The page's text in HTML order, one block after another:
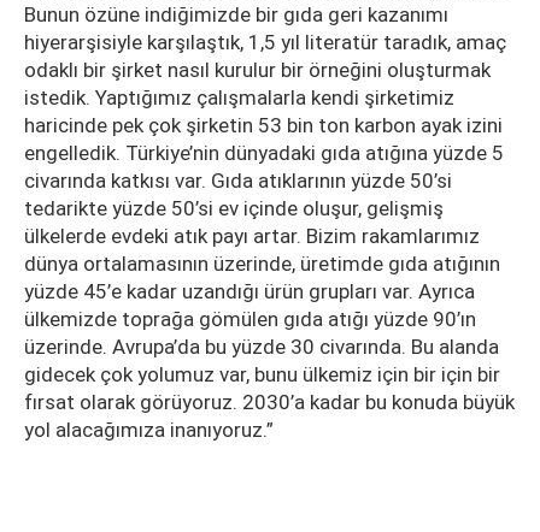
Bunun özüne indiğimizde bir gıda geri kazanımı
hiyerarşisiyle karşılaştık, 1,5 yıl literatür taradık, amaç
odaklı bir şirket nasıl kurulur bir örneğini oluşturmak
istedik. Yaptığımız çalışmalarla kendi şirketimiz
haricinde pek çok şirketin 53 bin ton karbon ayak izini
engelledik. Türkiye’nin dünyadaki gıda atığına yüzde 5
civarında katkısı var. Gıda atıklarının yüzde 50’si
tedarikte yüzde 50’si ev içinde oluşur, gelişmiş
ülkelerde evdeki atık payı artar. Bizim rakamlarımız
dünya ortalamasının üzerinde, üretimde gıda atığının
yüzde 45’e kadar uzandığı ürün grupları var. Ayrıca
ülkemizde toprağa gömülen gıda atığı yüzde 90’ın
üzerinde. Avrupa’da bu yüzde 30 civarında. Bu alanda
gidecek çok yolumuz var, bunu ülkemiz için bir için bir
fırsat olarak görüyoruz. 2030’a kadar bu konuda büyük
yol alacağımıza inanıyoruz.”